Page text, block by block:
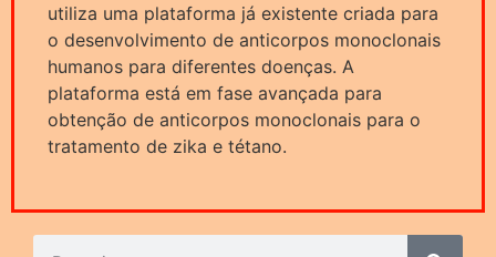
utiliza uma plataforma já existente criada para
o desenvolvimento de anticorpos monoclonais
humanos para diferentes doenças. A
plataforma está em fase avançada para
obtenção de anticorpos monoclonais para o
tratamento de zika e tétano.